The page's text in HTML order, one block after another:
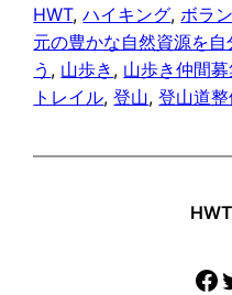
HWT, ハイキング, ボラ
元の豊かな自然資源を
う , 山歩き , 山歩き仲間
トレイル, 登山, 登山道